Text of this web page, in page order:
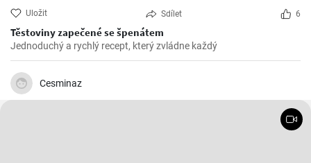
Uložit Sdílet 6
Těstoviny zapečené se špenátem
Jednoduchý a rychlý recept, který zvládne každý
Cesminaz